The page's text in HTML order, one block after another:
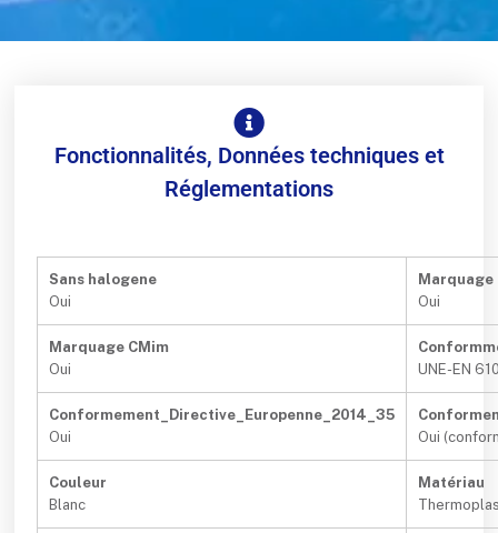
Fonctionnalités, Données techniques et
Réglementations
Sans halogene
Oui
Marquage
Oui
Marquage CMim
Oui
UNE-EN
Conformement_Directive_Europenne_2014_35
Oui
Oui
Couleur
Blanc
Matériau